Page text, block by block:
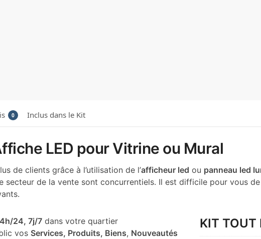
0 Inclus dans le Kit
LED pour Vitrine ou Mural
de clients grâce à l’utilisation de l’afficheur led ou panneau led
secteur de la vente sont concurrentiels. Il est difficile pour vous
24, 7j/7dans votre quartier
vos Services, Produits, Biens, Nouveautés
KIT TOUT